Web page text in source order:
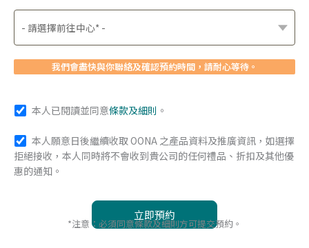
我們會盡快與你聯絡及確認預約時間，請耐心等待。
本人已閱讀並同意條款及細則 。
本人願意日後繼續收取 OONA 之產品資料及推廣資訊，如選擇
拒絕接收，本人同時將不會收到貴公司的任何禮品、折扣及其他優
惠的通知。
*注意：必須同意條款及細則方可提交預約。